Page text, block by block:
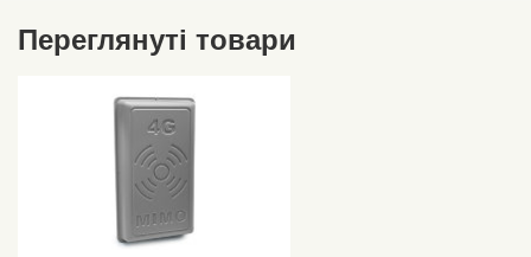
Переглянуті товари